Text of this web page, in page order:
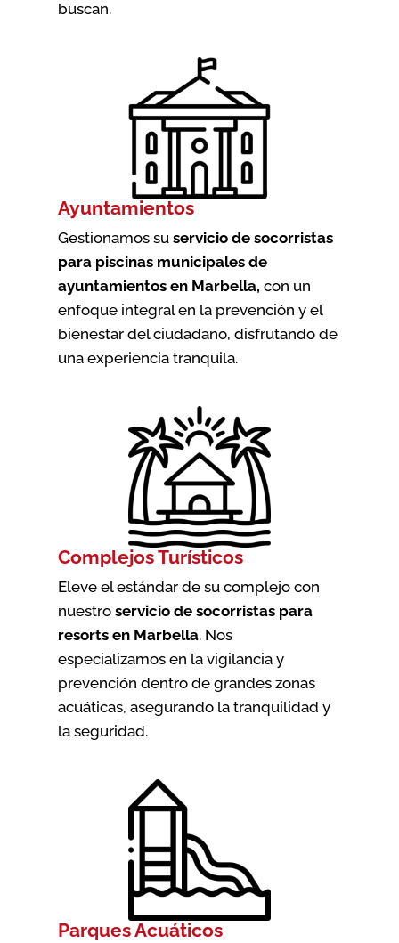
buscan.
Ayuntamientos
Gestionamos su servicio de socorristas
para piscinas municipales de
ayuntamientos en Marbella, con un
enfoque integral en la prevención y el
bienestar del ciudadano, disfrutando de
una experiencia tranquila.
Complejos Turísticos
Eleve el estándar de su complejo con
nuestro servicio de socorristas para
resorts en Marbella. Nos
especializamos en la vigilancia y
prevención dentro de grandes zonas
acuáticas, asegurando la tranquilidad y
la seguridad.
Parques Acuáticos